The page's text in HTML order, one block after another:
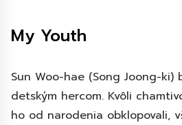
My Youth
Sun Woo-hae (Song Joong-ki)
detským hercom. Kvôli
ho od narodenia obklopovali,